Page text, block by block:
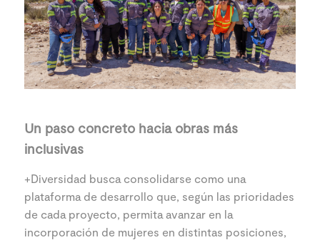
Un paso concreto hacia obras más
inclusivas
+Diversidad busca consolidarse como una
plataforma de desarrollo que, según las prioridades
de cada proyecto, permita avanzar en la
incorporación de mujeres en distintas posiciones,